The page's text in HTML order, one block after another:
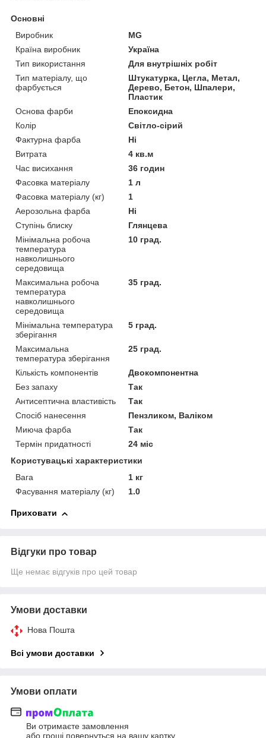
Основні
Виробник
MG
Країна виробник
Україна
Тип використання
Для внутрішніх робіт
Тип матеріалу, що
фарбується
Штукатурка, Цегла, Метал,
Дерево, Бетон, Шпалери,
Пластик
Основа фарби
Епоксидна
Колір
Світло-сірий
Фактурна фарба
Ні
Витрата
4 кв.м
Час висихання
36 годин
Фасовка матеріалу
1 л
Фасовка матеріалу (кг)
1
Аерозольна фарба
Ні
Ступінь блиску
Глянцева
Мінімальна робоча
температура
навколишнього
середовища
10 град.
Максимальна робоча
температура
навколишнього
середовища
35 град.
Мінімальна температура
зберігання
5 град.
Максимальна
температура зберігання
25 град.
Кількість компонентів
Двокомпонентна
Без запаху
Так
Антисептична властивість
Так
Спосіб нанесення
Пензликом, Валіком
Миюча фарба
Так
Термін придатності
24 міс
Користувацькі характеристики
Вага
1 кг
Фасування матеріалу (кг)
1.0
Приховати
Відгуки про товар
Ще немає відгуків про цей товар
Умови доставки
Нова Пошта
Всі умови доставки
Умови оплати
Ви отримаєте замовлення
або гроші повернуться на вашу картку